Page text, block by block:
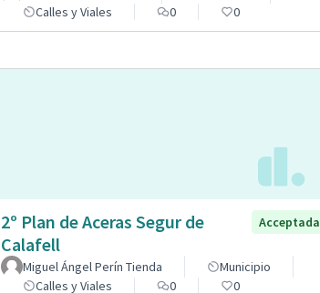
Calles y Viales
0 0
2º Plan de Aceras Segur de
Calafell
Acceptada
Miguel Ángel Perín Tienda
Municipio
Calles y Viales
0 0